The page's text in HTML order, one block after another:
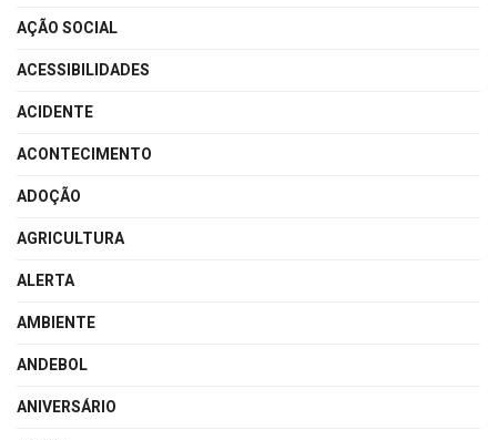
AÇÃO SOCIAL
ACESSIBILIDADES
ACIDENTE
ACONTECIMENTO
ADOÇÃO
AGRICULTURA
ALERTA
AMBIENTE
ANDEBOL
ANIVERSÁRIO